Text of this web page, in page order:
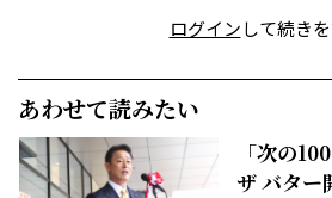
ログインして続き
あわせて読みたい
「次の
ザ バター